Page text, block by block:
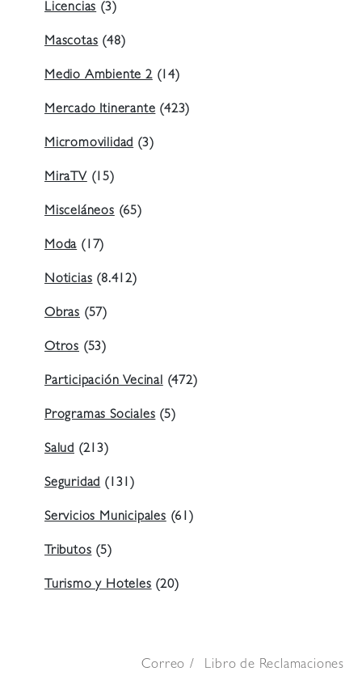
Licencias (3)
Mascotas (48)
Medio Ambiente 2(14)
Mercado Itinerante (423)
Micromovilidad (3)
MiraTV (15)
Misceláneos (65)
Moda (17)
Noticias (8.412)
Obras (57)
Otros (53)
Participación Vecinal (472)
Programas Sociales (5)
Salud (213)
Seguridad (131)
Servicios Municipales (61)
Tributos (5)
Turismo y Hoteles (20)
Correo Libro de Reclamaciones